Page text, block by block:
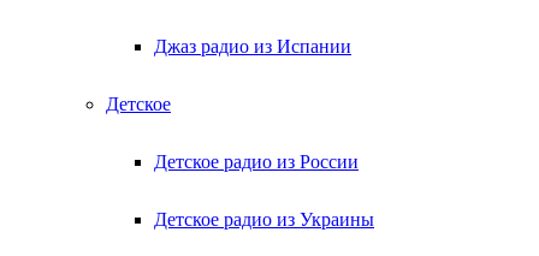
Джаз радио из Испании
Детское
Детское радио из России
Детское радио из Украины